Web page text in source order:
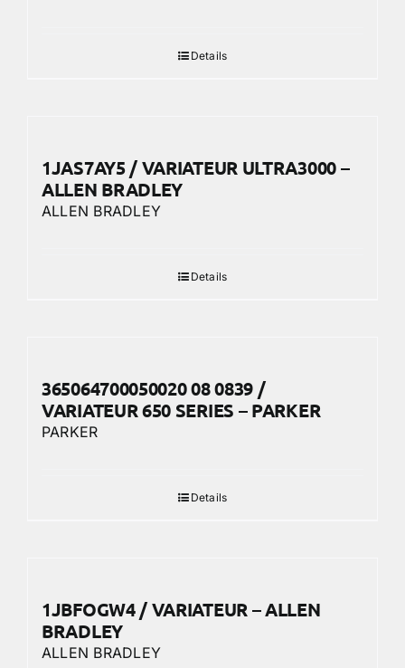
Details
1JAS7AY5 / VARIATEUR ULTRA3000 –
ALLEN BRADLEY
ALLEN BRADLEY
Details
365064700050020 08 0839 /
VARIATEUR 650 SERIES – PARKER
PARKER
Details
1JBFOGW4 / VARIATEUR – ALLEN
BRADLEY
ALLEN BRADLEY